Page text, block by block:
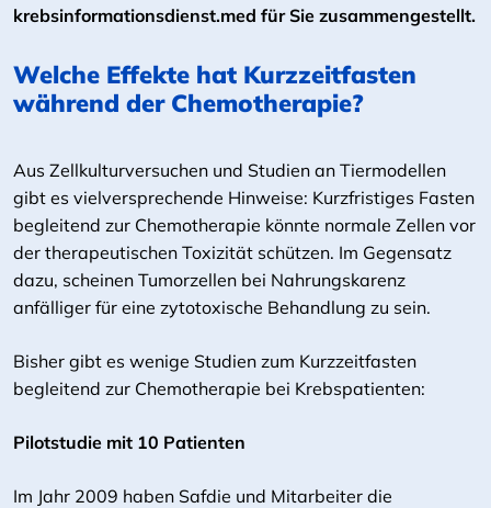
krebsinformationsdienst.med für Sie zusammengestellt.
Welche Effekte hat Kurzzeitfasten
während der Chemotherapie?
Aus Zellkulturversuchen und Studien an Tiermodellen
gibt es vielversprechende Hinweise: Kurzfristiges Fasten
begleitend zur Chemotherapie könnte normale Zellen vor
der therapeutischen Toxizität schützen. Im Gegensatz
dazu, scheinen Tumorzellen bei Nahrungskarenz
anfälliger für eine zytotoxische Behandlung zu sein.
Bisher gibt es wenige Studien zum Kurzzeitfasten
begleitend zur Chemotherapie bei Krebspatienten:
Pilotstudie mit 10 Patienten
Im Jahr 2009 haben Safdie und Mitarbeiter die